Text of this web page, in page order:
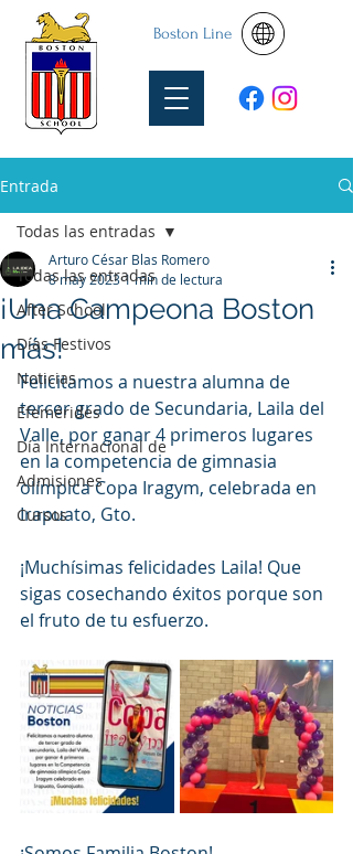
Boston Line
Entrada
Todas las entradas
After School
Días Festivos
Noticias
Efemérides
Día Internacional de
Admisiones
Cursos
Todas las entradas
¡Una Campeona Boston
más!
Arturo César Blas Romero
8 may 20231 min de lectura
Felicitamos a nuestra alumna de
tercer grado de Secundaria, Laila del
Valle, por ganar 4 primeros lugares
en la competencia de gimnasia
olímpica Copa Iragym, celebrada en
Irapuato, Gto.
¡Muchísimas felicidades Laila! Que
sigas cosechando éxitos porque son
el fruto de tu esfuerzo.